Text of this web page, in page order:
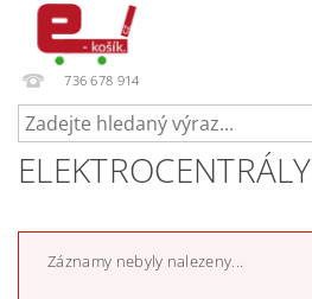
736 678 914
ELEKTROCENTRÁLY
Záznamy nebyly nalezeny...